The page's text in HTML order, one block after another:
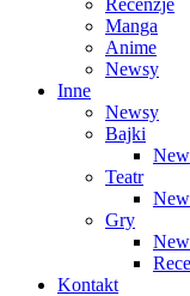
Recenzje
Manga
Anime
Newsy
Inne
Newsy
Bajki
Teatr
Gry
Kontakt